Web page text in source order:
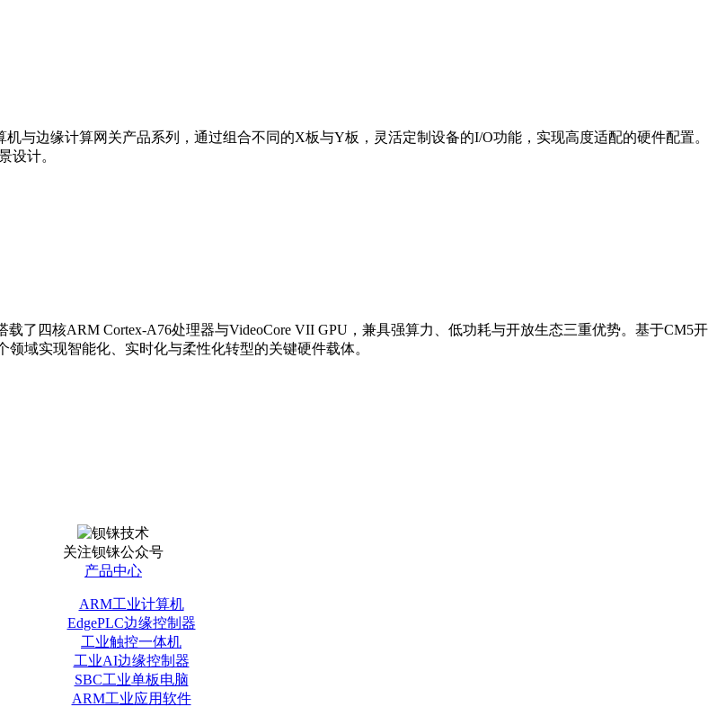
与边缘计算网关产品系列，通过组合不同的X板与Y板，灵活定制设备的I/O功能，实现高度适配的硬件配置。
设计。
了四核ARM Cortex-A76处理器与VideoCore VII GPU，兼具强算力、低功耗与开放生态三重优势。基于CM5开
域实现智能化、实时化与柔性化转型的关键硬件载体。
关注钡铼公众号
产品中心
ARM工业计算机
EdgePLC边缘控制器
工业触控一体机
工业AI边缘控制器
SBC工业单板电脑
ARM工业应用软件